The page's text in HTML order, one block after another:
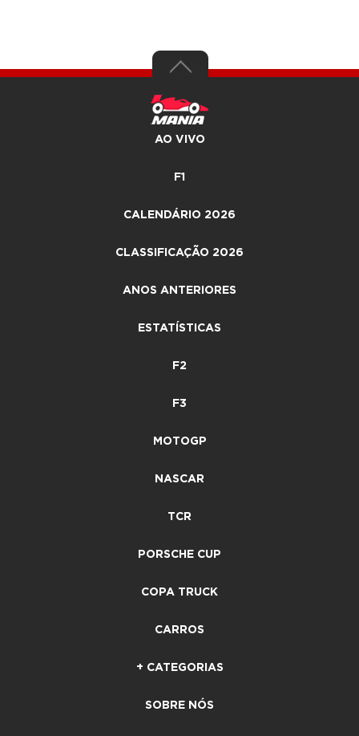
AO VIVO
F1
CALENDÁRIO 2026
CLASSIFICAÇÃO 2026
ANOS ANTERIORES
ESTATÍSTICAS
F2
F3
MOTOGP
NASCAR
TCR
PORSCHE CUP
COPA TRUCK
CARROS
+ CATEGORIAS
SOBRE NÓS